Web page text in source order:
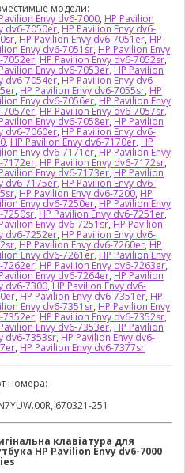
модели:
Envy dv6-7000, HP Pavilion
dv6-7050er, HP Pavilion Envy dv6-
, HP Pavilion Envy dv6-7051er, HP
Envy dv6-7051sr, HP Pavilion Envy
7052er,HP Pavilion Envy dv6-7052sr,
Envy dv6-7053er, HP Pavilion
dv6-7054er, HP Pavilion Envy dv6-
, HP Pavilion Envy dv6-7055sr, HP
Envy dv6-7056er, HP Pavilion Envy
7057er,HP Pavilion Envy dv6-7057sr,
Envy dv6-7058er, HP Pavilion
dv6-7060er, HP Pavilion Envy dv6-
, HP Pavilion Envy dv6-7170er, HP
Envy dv6-7171er, HP Pavilion Envy
7172er,HP Pavilion Envy dv6-7172sr,
Envy dv6-7173er, HP Pavilion
dv6-7175er, HP Pavilion Envy dv6-
, HP Pavilion Envy dv6-7200, HP
Envy dv6-7250er, HP Pavilion Envy
7250sr,HP Pavilion Envy dv6-7251er,
Envy dv6-7251sr, HP Pavilion
dv6-7252er, HP Pavilion Envy dv6-
, HP Pavilion Envy dv6-7260er, HP
Envy dv6-7261er, HP Pavilion Envy
7262er,HP Pavilion Envy dv6-7263er,
Envy dv6-7264er, HP Pavilion
dv6-7300,HP Pavilion Envy dv6-
, HP Pavilion Envy dv6-7351er, HP
Envy dv6-7351sr, HP Pavilion Envy
7352er,HP Pavilion Envy dv6-7352sr,
Envy dv6-7353er, HP Pavilion
dv6-7353sr, HP Pavilion Envy dv6-
, HP Pavilion Envy dv6-7377sr
номера:
670321-251
клавіатура для
HP Pavilion Envy dv6-7000